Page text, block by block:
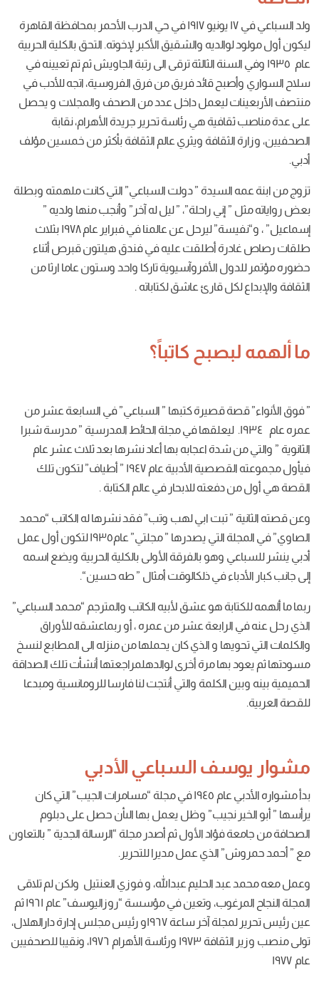
حي الدربالأحمر بمحافظةالقاهرة
والشقيقالأكبرلإخوته.التحقبالكلية الحربية
الثالثةترقىالىرتبةالجاويشثم تم تعيينهفي
قائد فريق منفرقالفروسية، اتجهللأدبفي
ليعملداخل عددمنالصحف والمجلات و يحصل
هيرئاسةتحريرجريدةالأهرام، نقابة
ويثريعالم الثقافةبأكثرمن خمسينمؤلف
”دولت السباعي”التيكانتملهمته وبطلة
إنيراحلة”، ” ليلله آخر” وأنجب منها ولديه”
”ليرحل عنعالمنافيفبراير
عام ١٩٧٨ بثلاث
أطلقت عليه فيفندق هيلتونقبرصأثناء
الأفروآسيوية تاركا واحدوستونعاما ارثامن
قارئعاشق لكتاباته .
كاتباً؟
قصيرة كتبها”السباعي”فيالسابعةعشر من
في مجلةالحائطالمدرسية”مدرسةشبرا
شدةاعجابهبها أعاد نشرهابعدثلاث عشرعام
الأدبيةعام ١٩٤٧ ” أطياف ”لتكونتلك
دفعتهللابحارفيعالمالكتابة.
تبتابيلهب وتب ”فقد نشرهاله الكاتب“محمد
التييصدرها ”مجلتي”عام١٩٣٥ لتكون أول عمل
وهو بالفرقةالأولى بالكليةالحربية ويضع اسمه
في ذلكالوقت أمثال”طهحسين“.
هوعشقلأبيهالكاتبوالمترجم“محمدالسباعي”
عشر منعمره ، أوربماعشقه للأوراق
والذيكان يحملهامن منزلهالى المطابعلنسخ
بهامرةأخرىلوالدهلمراجعتهاأنشأتتلكالصداقة
الكلمةوالتيأنتجت لنافارسا للرومانسية ومبدعا
السباعي الأدبي
١٩٤٥ في مجلة“ مسامرات الجيب”التيكان
”وظليعمل بهاالىأنحصلعلى دبلوم
فؤادالأولثم أصدرمجلة“الرسالة الجدية ”بالتعاون
”الذي عملمديراللتحرير.
عبدالحليمعبدالله، و فوزيالعنتيل ولكن لمتلاقى
وتعينفي مؤسسة “روزاليوسف”عام ١٩٦١ ثم
آخرساعة ١٩٦٧و رئيس مجلسإدارةدارالهلال،
١٩٧٣ ورئاسة
الأهرام ١٩٧٦، ونقيبا للصحفيين